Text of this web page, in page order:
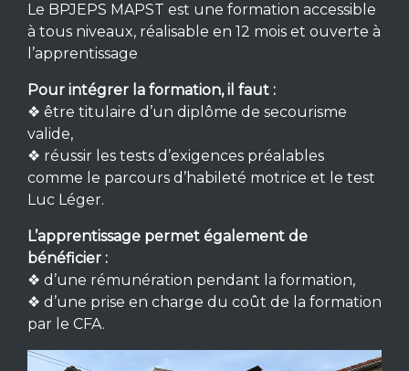
Le BPJEPS MAPST est une formation accessible
à tous niveaux, réalisable en 12 mois et ouverte à
l’apprentissage
Pour intégrer la formation, il faut :
❖ être titulaire d’un diplôme de secourisme
valide,
❖ réussir les tests d’exigences préalables
comme le parcours d’habileté motrice et le test
Luc Léger.
L’apprentissage permet également de
bénéficier :
❖ d’une rémunération pendant la formation,
❖ d’une prise en charge du coût de la formation
par le CFA.